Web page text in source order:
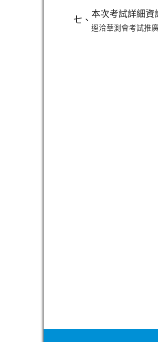
七、
本次考試詳細資
逕洽華測會考試推